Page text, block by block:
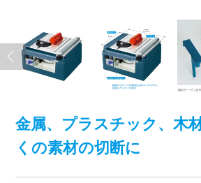
金属、プラスチック、木
くの素材の切断に